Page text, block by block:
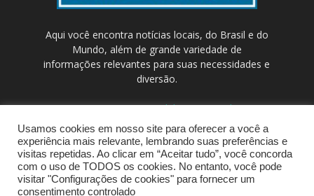
Aqui você encontra notícias locais, do Brasil e do
Mundo, além de grande variedade de
informações relevantes para suas necessidades e
diversão.
Contato:contato@odebateon.com.br /
comercia@odebateon.com.br
Usamos cookies em nosso site para oferecer a você a
experiência mais relevante, lembrando suas preferências e
visitas repetidas. Ao clicar em “Aceitar tudo”, você concorda
com o uso de TODOS os cookies. No entanto, você pode
visitar "Configurações de cookies" para fornecer um
consentimento controlado